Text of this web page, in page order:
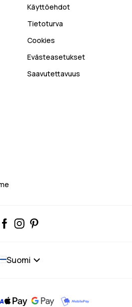
Käyttöehdot
Tietoturva
Cookies
Evästeasetukset
Saavutettavuus
Suomi